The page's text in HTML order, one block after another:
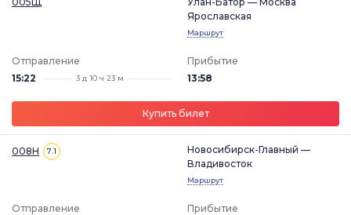
Ярославская
Маршрут
Отправление
15:22
3 д 10 ч 23 м
Прибытие
13:58
Купить билет
008Н 7.1
Новосибирск-Главный —
Владивосток
Маршрут
Отправление
Прибытие